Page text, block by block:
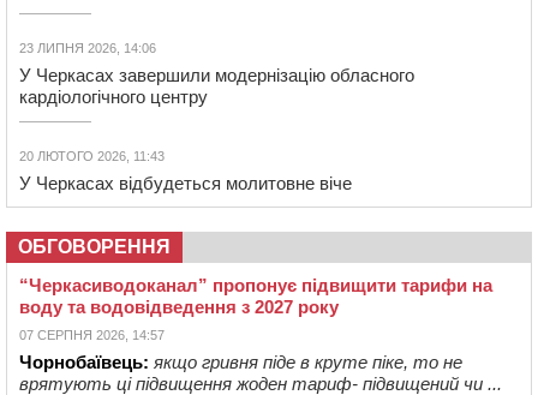
23 ЛИПНЯ 2026, 14:06
У Черкасах завершили модернізацію обласного
кардіологічного центру
20 ЛЮТОГО 2026, 11:43
У Черкасах відбудеться молитовне віче
ОБГОВОРЕННЯ
“Черкасиводоканал” пропонує підвищити тарифи на
воду та водовідведення з 2027 року
07 СЕРПНЯ 2026, 14:57
Чорнобаївець: якщо гривня піде в круте піке, то не
врятують ці підвищення жоден тариф- підвищений чи ...